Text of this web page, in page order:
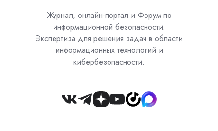
Журнал, онлайн-портал и Форум по
информационной безопасности.
Экспертиза для решения задач в области
информационных технологий и
кибербезопасности.
Join